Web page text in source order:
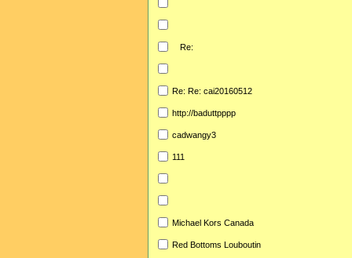
Re:
Re: Re: cai20160512
http://baduttpppp
cadwangy3
111
Michael Kors Canada
Red Bottoms Louboutin